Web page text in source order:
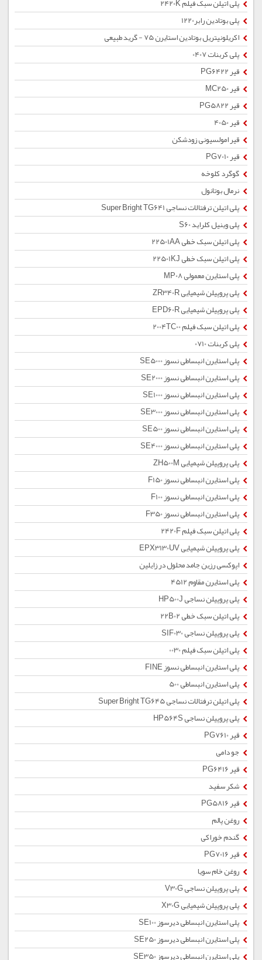
پلی اتیلن سبک فیلم 2420K
پلی بوتادین رابر1220
اکریلونیتریل بوتادین استایرن 75 - گرید طبیعی
پلی کربنات 0407
قیر PG6422
قیر MC250
قیر PG5822
قیر 4050
قیر امولسیونی زودشکن
قیر PG7010
گوگرد کلوخه
نرمال بوتانول
پلی اتیلن ترفتالات نساجی Super Bright TG641
پلی وینیل کلراید S60
پلی اتیلن سبک خطی 22501AA
پلی اتیلن سبک خطی 22501KJ
پلی استایرن معمولی MP08
پلی پروپیلن شیمیایی ZR340R
پلی پروپیلن شیمیایی EPD60R
پلی اتیلن سبک فیلم 2004TC00
پلی کربنات 0710
پلی استایرن انبساطی نسوز SE5000
پلی استایرن انبساطی نسوز SE2000
پلی استایرن انبساطی نسوز SE1000
پلی استایرن انبساطی نسوز SE3000
پلی استایرن انبساطی نسوز SE500
پلی استایرن انبساطی نسوز SE4000
پلی پروپیلن شیمیایی ZH500M
پلی استایرن انبساطی نسوز F150
پلی استایرن انبساطی نسوز F100
پلی استایرن انبساطی نسوز F350
پلی اتیلن سبک فیلم 2420F
پلی پروپیلن شیمیایی EPX3130UV
اپوکسی رزین جامد محلول در زایلین
پلی استایرن مقاوم 4512
پلی پروپیلن نساجی HP500J
پلی اتیلن سبک خطی 22B02
پلی پروپیلن نساجی SIF030
پلی اتیلن سبک فیلم 0030
پلی استایرن انبساطی نسوز FINE
پلی استایرن انبساطی 500
پلی اتیلن ترفتالات نساجی Super Bright TG645
پلی پروپیلن نساجی HP564S
قیر PG7610
جو دامی
قیر PG6416
شکر سفید
قیر PG5816
روغن پالم
گندم خوراکی
قیر PG7016
روغن خام سویا
پلی پروپیلن نساجی V30G
پلی پروپیلن شیمیایی X30G
پلی استایرن انبساطی دیرسوز SE100
پلی استایرن انبساطی دیرسوز SE250
پلی استایرن انبساطی دیرسوز SE350